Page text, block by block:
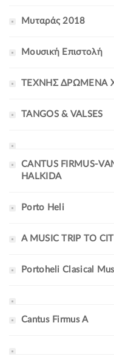
Μυταράς 2018
Μουσική Επιστολή
ΤΕΧΝΗΣ ΔΡΩΜΕΝΑ
TANGOS & VALSES
CANTUS FIRMUS-
HALKIDA
Porto Heli
A MUSIC TRIP TO
Portoheli Clasical
Cantus Firmus A